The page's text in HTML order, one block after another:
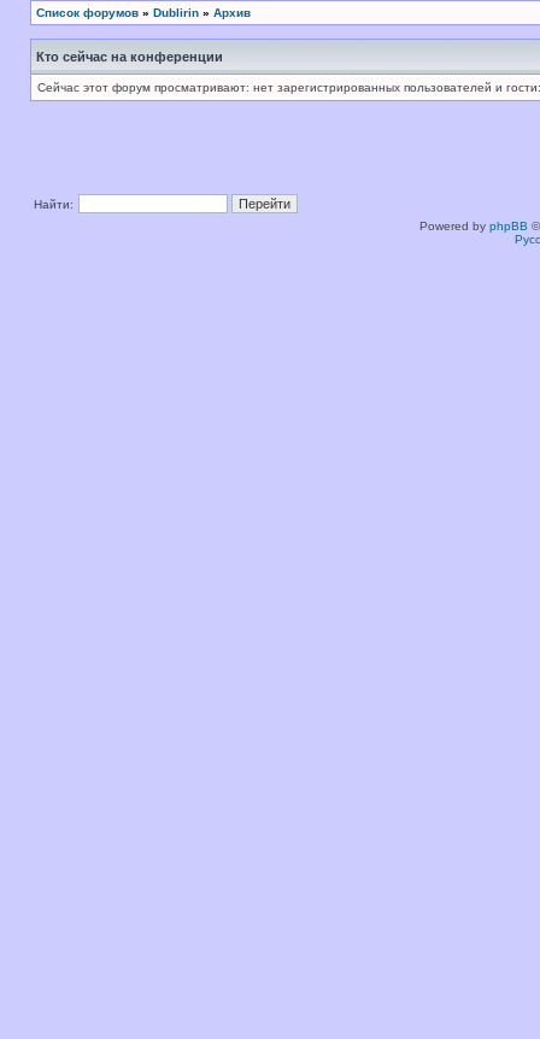
Список форумов » Dublirin » Архив
Кто сейчас на конференции
Сейчас этот форум просматривают: нет зарегистрированных пользователей и
Найти:
Powered by phpBB